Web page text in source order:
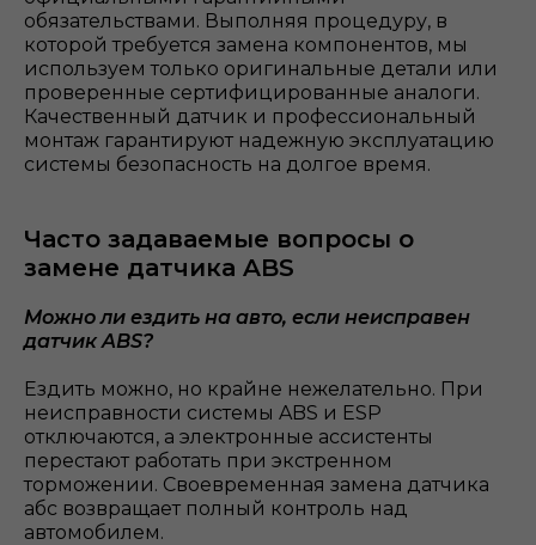
обязательствами. Выполняя процедуру, в
которой требуется замена компонентов, мы
используем только оригинальные детали или
проверенные сертифицированные аналоги.
Качественный датчик и профессиональный
монтаж гарантируют надежную эксплуатацию
системы безопасность на долгое время.
Часто задаваемые вопросы о
замене датчика ABS
Можно ли ездить на авто, если неисправен
датчик ABS?
Ездить можно, но крайне нежелательно. При
неисправности системы ABS и ESP
отключаются, а электронные ассистенты
перестают работать при экстренном
торможении. Своевременная замена датчика
абс возвращает полный контроль над
автомобилем.